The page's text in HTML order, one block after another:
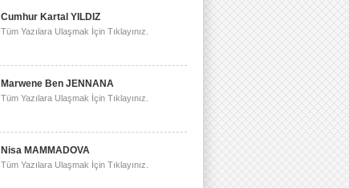
Cumhur Kartal YILDIZ
Tüm Yazılara Ulaşmak İçin Tıklayınız.
Marwene Ben JENNANA
Tüm Yazılara Ulaşmak İçin Tıklayınız.
Nisa MAMMADOVA
Tüm Yazılara Ulaşmak İçin Tıklayınız.